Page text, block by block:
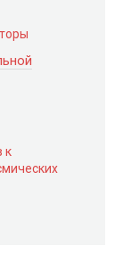
к